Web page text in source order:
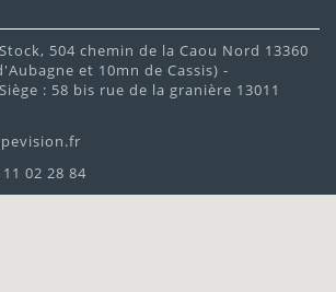
504 chemin de la Caou Nord 13360
et 10mn de Cassis) -
: 58 bis rue de la granière 13011
02 28 84